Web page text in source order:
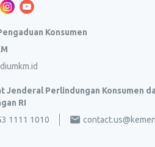
Konsumen
Jenderal Perlindungan Konsumen
RI
1111 1010